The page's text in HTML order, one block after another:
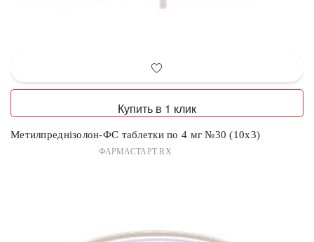
Купить в 1 клик
Метилпреднізолон-ФС таблетки по 4 мг №30 (10х3)
ФАРМАСТАРТ RX